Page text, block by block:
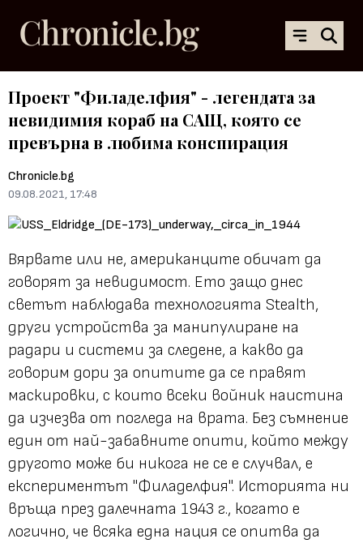
Проект "Филаделфия" - легендата за
невидимия кораб на САЩ, която се
превърна в любима конспирация
Chronicle.bg
09.08.2021, 17:48
Вярвате или не, американците обичат да
говорят за невидимост. Ето защо днес
светът наблюдава технологията Stealth,
други устройства за манипулиране на
радари и системи за следене, а какво да
говорим дори за опитите да се правят
маскировки, с които всеки войник наистина
да изчезва от погледа на врата. Без съмнение
един от най-забавните опити, който между
другото може би никога не се е случвал, е
експериментът "Филаделфия". Историята ни
връща през далечната 1943 г., когато е
логично, че всяка една нация се опитва да